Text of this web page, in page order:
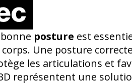
posture est
Une posture
les articulations et
représentent une